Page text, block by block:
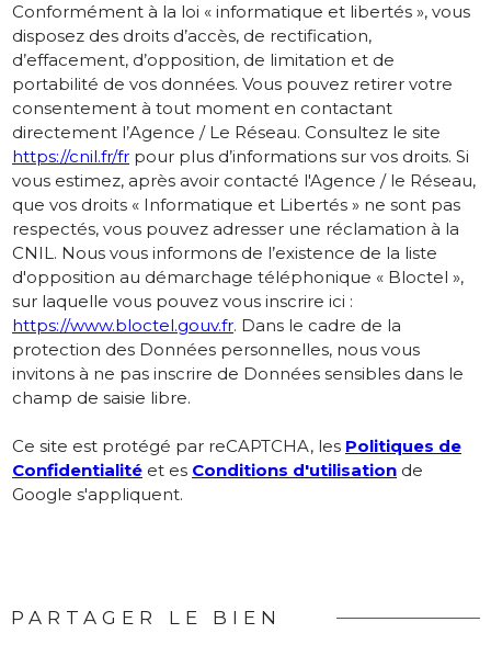
Conformément à la loi « informatique et libertés », vous
disposez des droits d’accès, de rectification,
d’effacement, d’opposition, de limitation et de
portabilité de vos données. Vous pouvez retirer votre
consentement à tout moment en contactant
directement l’Agence / Le Réseau. Consultez le site
https://cnil.fr/fr pour plus d’informations sur vos droits. Si
vous estimez, après avoir contacté l'Agence / le Réseau,
que vos droits « Informatique et Libertés » ne sont pas
respectés, vous pouvez adresser une réclamation à la
CNIL. Nous vous informons de l’existence de la liste
d'opposition au démarchage téléphonique « Bloctel »,
sur laquelle vous pouvez vous inscrire ici :
https://www.bloctel.gouv.fr. Dans le cadre de la
protection des Données personnelles, nous vous
invitons à ne pas inscrire de Données sensibles dans le
champ de saisie libre.
Ce site est protégé par reCAPTCHA, les Politiques de
Confidentialité et es Conditions d'utilisation de
Google s'appliquent.
PARTAGER LE BIEN